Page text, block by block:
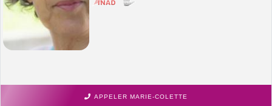
APPELER MARIE-COLETTE